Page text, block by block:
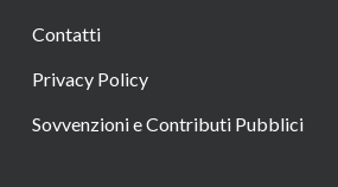
Contatti
Privacy Policy
Sovvenzioni e Contributi Pubblici